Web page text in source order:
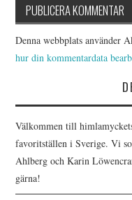
Denna webbplats använder
hur din kommentardata
Välkommen till
favoritställen i Sverige. Vi
Ahlberg och Karin
gärna!